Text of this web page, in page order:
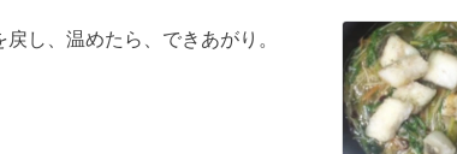
し、温めたら、できあがり。